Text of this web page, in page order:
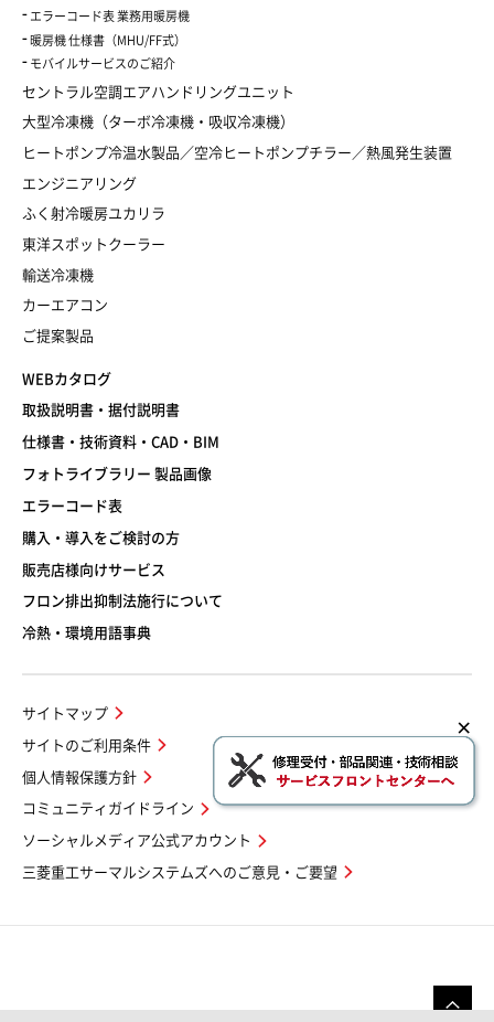
エラーコード表 業務用暖房機
暖房機 仕様書（MHU/FF式）
モバイルサービスのご紹介
セントラル空調エアハンドリングユニット
大型冷凍機（ターボ冷凍機・吸収冷凍機）
ヒートポンプ冷温水製品／空冷ヒートポンプチラー／熱風発生装置
エンジニアリング
ふく射冷暖房ユカリラ
東洋スポットクーラー
輸送冷凍機
カーエアコン
ご提案製品
WEBカタログ
取扱説明書・据付説明書
仕様書・技術資料・CAD・BIM
フォトライブラリー 製品画像
エラーコード表
購入・導入をご検討の方
販売店様向けサービス
フロン排出抑制法施行について
冷熱・環境用語事典
サイトマップ
サイトのご利用条件
個人情報保護方針
コミュニティガイドライン
ソーシャルメディア公式アカウント
三菱重工サーマルシステムズへのご意見・ご要望